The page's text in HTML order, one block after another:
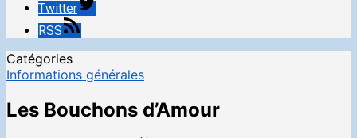
Twitter
RSS
Catégories
Informations générales
Les Bouchons d’Amour